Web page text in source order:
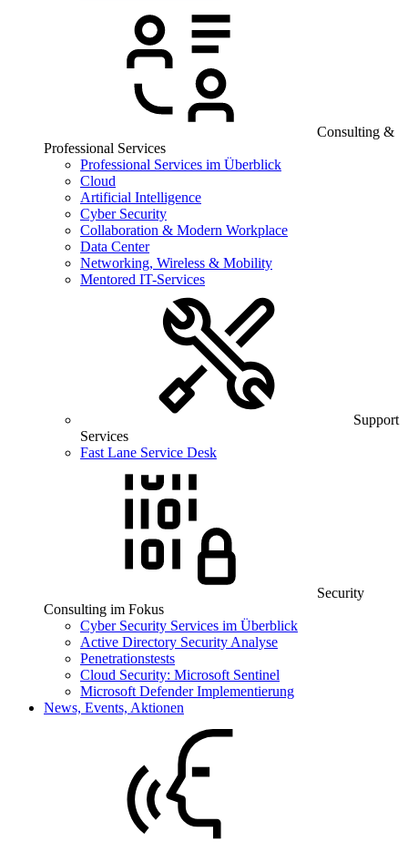
Consulting &
Professional Services
Professional Services im Überblick
Cloud
Artificial Intelligence
Cyber Security
Collaboration & Modern Workplace
Data Center
Networking, Wireless & Mobility
Mentored IT-Services
Support
Services
Fast Lane Service Desk
Security
Consulting im Fokus
Cyber Security Services im Überblick
Active Directory Security Analyse
Penetrationstests
Cloud Security: Microsoft Sentinel
Microsoft Defender Implementierung
News, Events, Aktionen